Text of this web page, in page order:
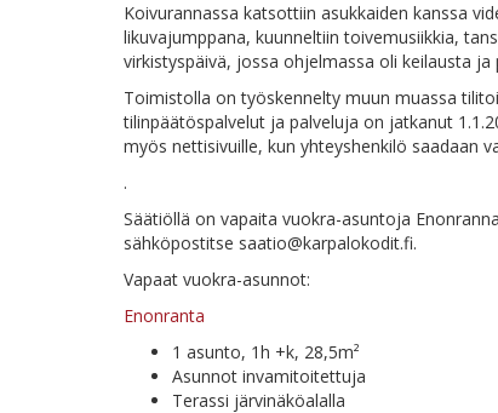
Koi­vu­ran­nas­sa kat­sot­tiin asuk­kai­den kans­sa
li­ku­va­jump­pa­na, kuun­nel­tiin toi­ve­musiik­kia,
vir­kis­tys­päi­vä, jos­sa oh­jel­mas­sa oli kei­laus­ta ja
Toi­mis­tol­la on työs­ken­nel­ty muun muas­sa
ti­lin­pää­tös­pal­ve­lut ja pal­ve­lu­ja on jat­ka­nut
myös net­ti­si­vuil­le, kun yh­teys­hen­ki­lö saa­daan
.
Sää­tiöl­lä on va­pai­ta vuo­kra-asun­to­ja
säh­kö­pos­tit­se saatio@karpalokodit.fi.
Va­paat vuokra-asunnot:
Enon­ran­ta
1 asun­to, 1h +k, 28,5m²
Asun­not invamitoitettuja
Te­ras­si järvinäköalalla